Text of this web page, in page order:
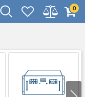
0